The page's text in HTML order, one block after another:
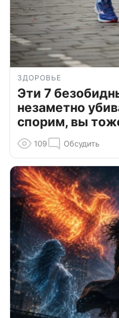
ЗДОРОВЬЕ
Эти 7
незаметно
спорим, вы
109 Обсудить